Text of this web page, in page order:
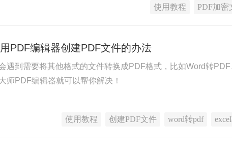
使用教程 PDF加密
PDF编辑器创建PDF文件的办法
遇到需要将其他格式的文件转换成PDF格式，比如Word转
师PDF编辑器就可以帮你解决！
使用教程 创建PDF文件 word转pdf